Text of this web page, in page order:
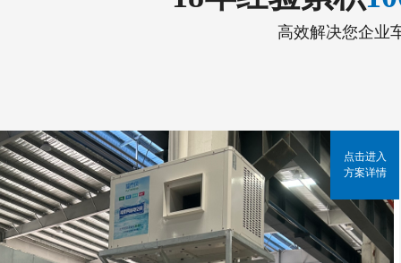
高效解决您企业
点击进入
方案详情